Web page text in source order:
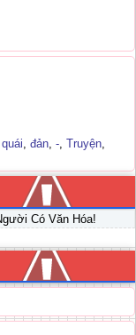
quái, đản, -, Truyện,
Có Văn Hóa!